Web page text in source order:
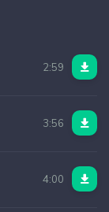
2:59
3:56
4:00